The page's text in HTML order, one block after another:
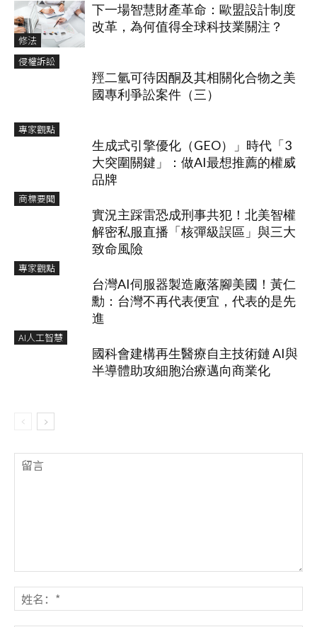
修法
下一場智慧財產革命：歐盟設計制度
改革，為何值得全球科技業關注？
侵權訴訟
羥二氫可待因酮及其相關化合物之美
國專利爭訟案件（三）
專家觀點
生成式引擎優化（GEO）」時代「3
大突圍關鍵」：做AI最想推薦的權威
品牌
商標要聞
實況主踩雷恐成刑事共犯！北美智權
解密私服直播「核彈級誤區」與三大
致命風險
專家觀點
台灣AI伺服器製造廠落腳美國！黃仁
勳：台灣不再代表便宜，代表的是先
進
AI人工智慧
國科會建構再生醫療自主技術鏈 AI與
半導體助攻細胞治療邁向商業化